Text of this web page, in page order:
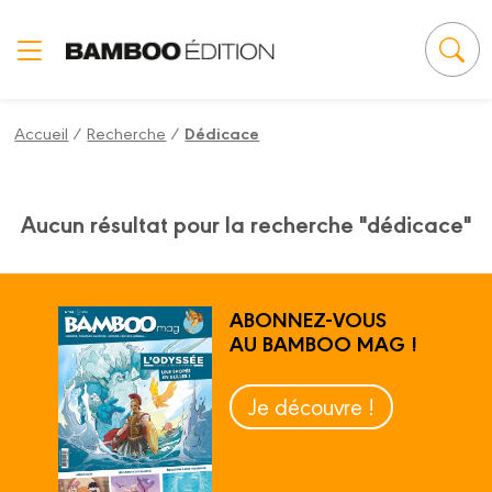
Accueil /Recherche / Dédicace
Aucun résultat pour la recherche "dédicace"
ABONNEZ-VOUS
AU BAMBOO MAG !
Je découvre !